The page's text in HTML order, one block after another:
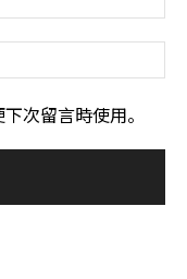
次留言時使用。